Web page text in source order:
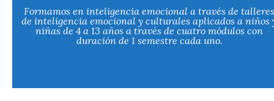
Formamos en inteligencia emocional a través de talleres
de inteligencia emocional y culturales aplicados a niños
niñas de 4 a 13 años a través de cuatro módulos con
duración de 1 semestre cada uno.